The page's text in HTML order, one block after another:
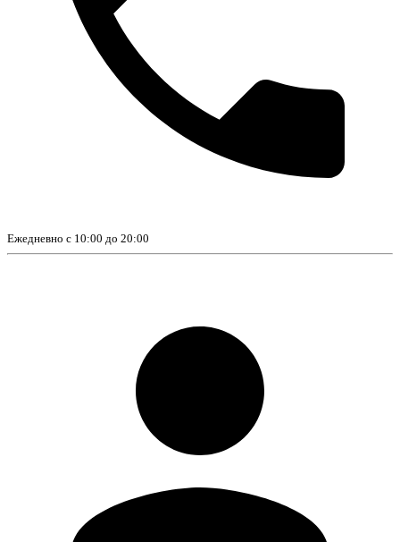
Ежедневно с 10:00 до 20:00